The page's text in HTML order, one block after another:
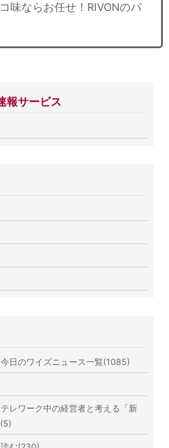
味ならお任せ！RIVONのパ
報サービス
日のワイズニュース一覧(1085)
レワーク中の経営者と考える「新